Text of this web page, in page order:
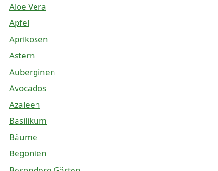
Aloe Vera
Äpfel
Aprikosen
Astern
Auberginen
Avocados
Azaleen
Basilikum
Bäume
Begonien